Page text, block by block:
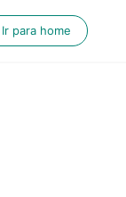
Ir para home